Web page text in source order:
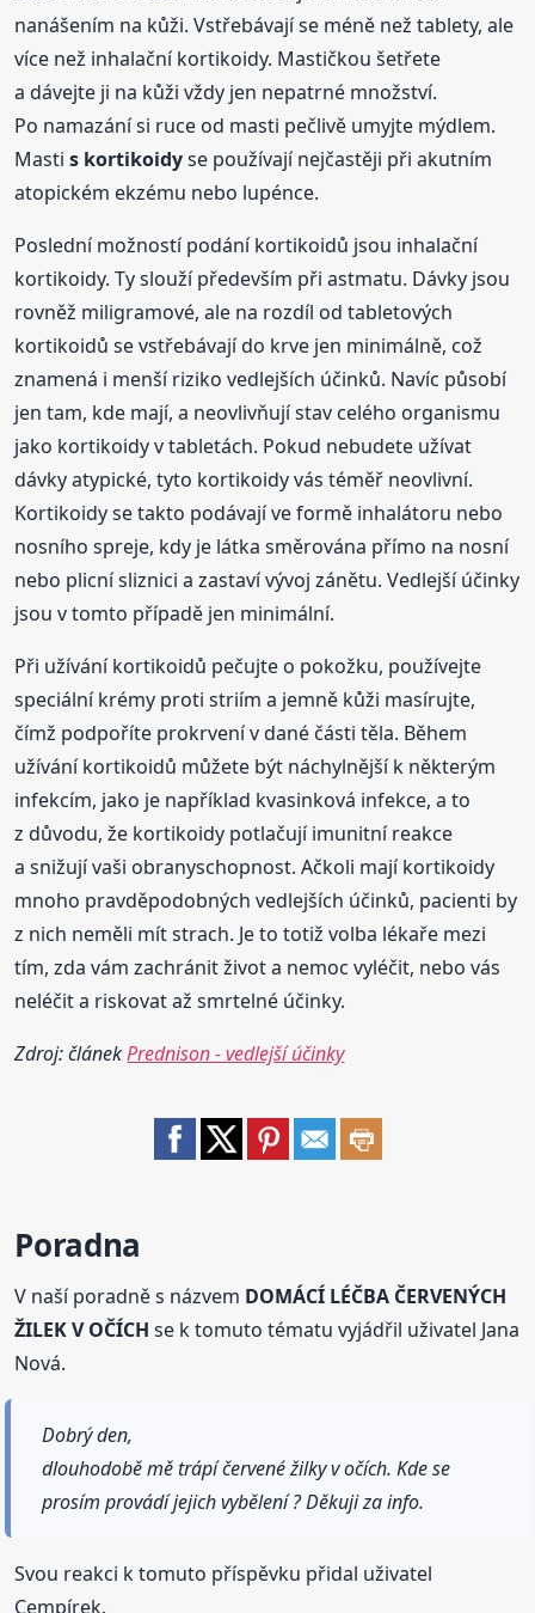
nanášením na kůži. Vstřebávají se méně než tablety, ale
více než inhalační kortikoidy. Mastičkou šetřete
a dávejte ji na kůži vždy jen nepatrné množství.
Po namazání si ruce od masti pečlivě umyjte mýdlem.
Mastis kortikoidyse používají nejčastěji při akutním
atopickém ekzému nebo lupénce.
Poslední možností podání kortikoidů jsou inhalační
kortikoidy. Ty slouží především při astmatu. Dávky jsou
rovněž miligramové, ale na rozdíl od tabletových
kortikoidů se vstřebávají do krve jen minimálně, což
znamená i menší riziko vedlejších účinků. Navíc působí
jen tam, kde mají, a neovlivňují stav celého organismu
jako kortikoidy v tabletách. Pokud nebudete užívat
dávky atypické, tyto kortikoidy vás téměř neovlivní.
Kortikoidy se takto podávají ve formě inhalátoru nebo
nosního spreje, kdy je látka směrována přímo na nosní
nebo plicní sliznici a zastaví vývoj zánětu. Vedlejší účinky
jsou v tomto případě jen minimální.
Při užívání kortikoidů pečujte o pokožku, používejte
speciální krémy proti striím a jemně kůži masírujte,
čímž podpoříte prokrvení v dané části těla. Během
užívání kortikoidů můžete být náchylnější k některým
infekcím, jako je například kvasinková infekce, a to
z důvodu, že kortikoidy potlačují imunitní reakce
a snižují vaši obranyschopnost. Ačkoli mají kortikoidy
mnoho pravděpodobných vedlejších účinků, pacienti by
z nich neměli mít strach. Je to totiž volba lékaře mezi
tím, zda vám zachránit život a nemoc vyléčit, nebo vás
neléčit a riskovat až smrtelné účinky.
Zdroj: článekPrednison - vedlejší účinky
Poradna
V naší poradně s názvem DOMÁCÍ LÉČBA ČERVENÝCH
ŽILEK V OČÍCH se k tomuto tématu vyjádřil uživatel Jana
Nová.
Dobrý den,
dlouhodobě mě trápí červené žilky v očích. Kde se
prosím provádí jejich vybělení ? Děkuji za info.
Svou reakci k tomuto příspěvku přidal uživatel
Cempírek.